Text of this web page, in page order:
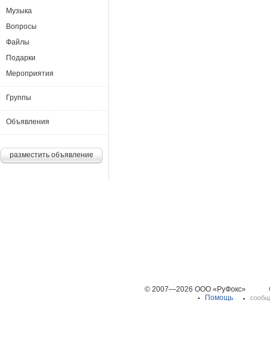
Музыка
Вопросы
Файлы
Подарки
Мероприятия
Группы
Объявления
разместить объявление
© 2007—2026 ООО «РуФокс»
Помощь